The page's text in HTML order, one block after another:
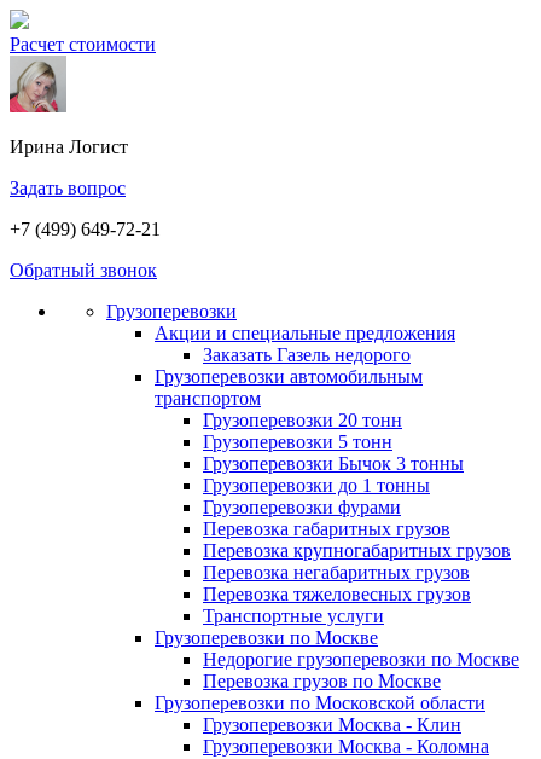
Расчет стоимости
Ирина Логист
Задать вопрос
+7 (499) 649-72-21
Обратный звонок
Грузоперевозки
Акции и специальные предложения
Заказать Газель недорого
Грузоперевозки автомобильным
транспортом
Грузоперевозки 20 тонн
Грузоперевозки 5 тонн
Грузоперевозки Бычок 3 тонны
Грузоперевозки до 1 тонны
Грузоперевозки фурами
Перевозка габаритных грузов
Перевозка крупногабаритных грузов
Перевозка негабаритных грузов
Перевозка тяжеловесных грузов
Транспортные услуги
Грузоперевозки по Москве
Недорогие грузоперевозки по Москве
Перевозка грузов по Москве
Грузоперевозки по Московской области
Грузоперевозки Москва - Клин
Грузоперевозки Москва - Коломна